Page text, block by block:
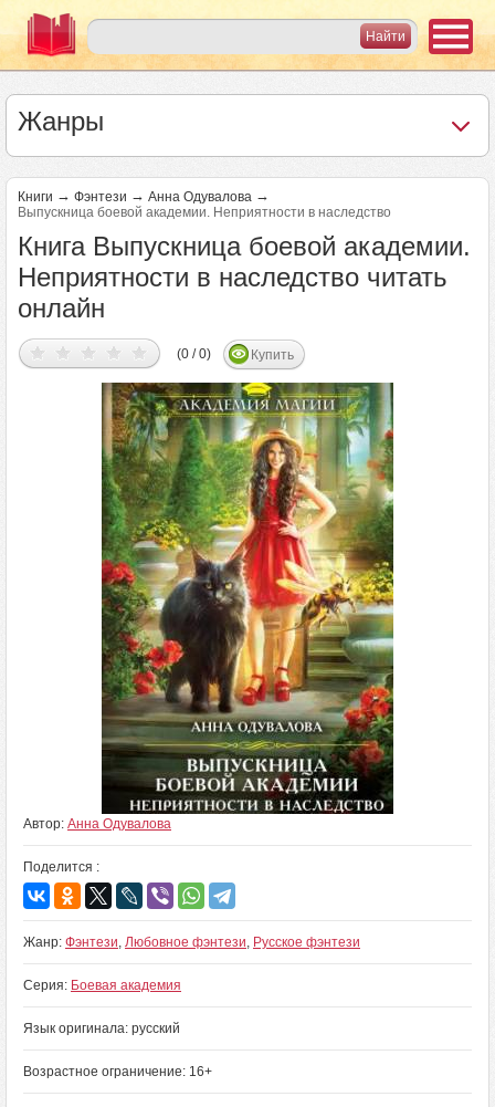
Жанры
Книги → Фэнтези → Анна Одувалова →
Выпускница боевой академии. Неприятности в наследство
Книга Выпускница боевой академии.
Неприятности в наследство читать
онлайн
(0 / 0) Купить
Автор: Анна Одувалова
Поделится :
Жанр: Фэнтези, Любовное фэнтези, Русское фэнтези
Серия: Боевая академия
Язык оригинала: русский
Возрастное ограничение: 16+